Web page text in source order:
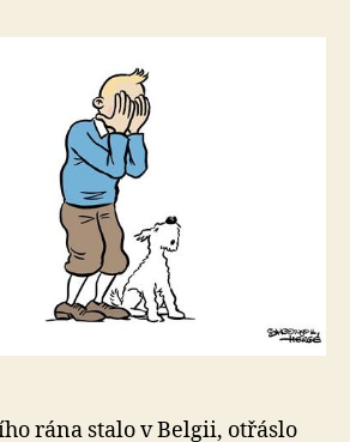
názvem
humor
v
výmluvných
rána stalo v Belgii, otřáslo